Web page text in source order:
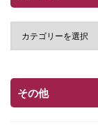
その他